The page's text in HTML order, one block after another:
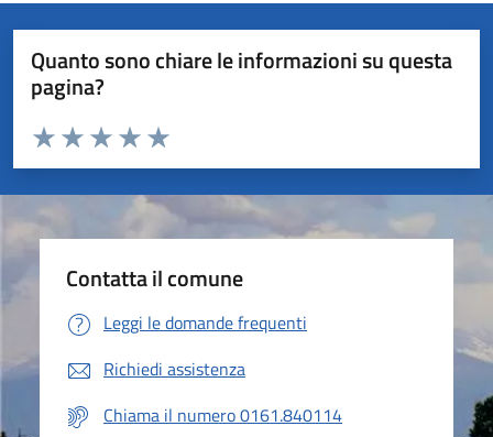
Quanto sono chiare le informazioni su questa
pagina?
Valuta da 1 a 5 stelle la pagina
Valuta 5 stelle su 5
Valuta 4 stelle su 5
Valuta 3 stelle su 5
Valuta 2 stelle su 5
Valuta 1 stelle su 5
Contatta il comune
Leggi le domande frequenti
Richiedi assistenza
Chiama il numero 0161.840114